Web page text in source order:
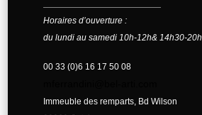
Horaires d’ouverture :
du lundi au samedi 10h-12h& 14h30-20h
00 33 (0)6 16 17 50 08
Immeuble des remparts, Bd Wilson